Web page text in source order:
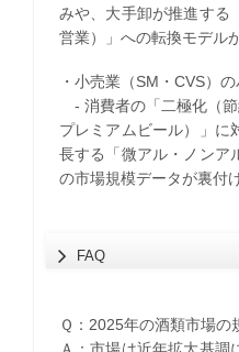
みや、大手卸が推進する
営業）」への転換モデル
・小売業（SM・CVS）
- 消費者の「二極化（
プレミアムビール）」に
長する「微アル・ノンア
の市場規模データが裏付
FAQ
Ｑ：2025年の酒類市場の
Ａ：市場は近年拡大基調